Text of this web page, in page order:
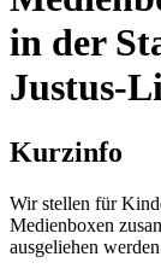
in der
Justus-
Kurzinfo
Wir stellen für
Medienboxen
ausgeliehen